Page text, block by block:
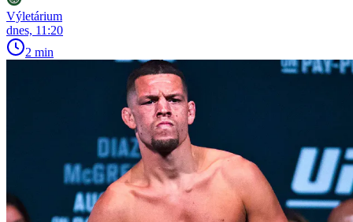
Výletárium
dnes, 11:20
2 min